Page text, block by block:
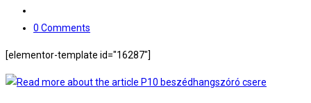
category:
Post
0 Comments
[elementor-template id="16287"]